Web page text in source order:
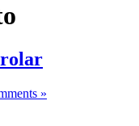
rolar
»